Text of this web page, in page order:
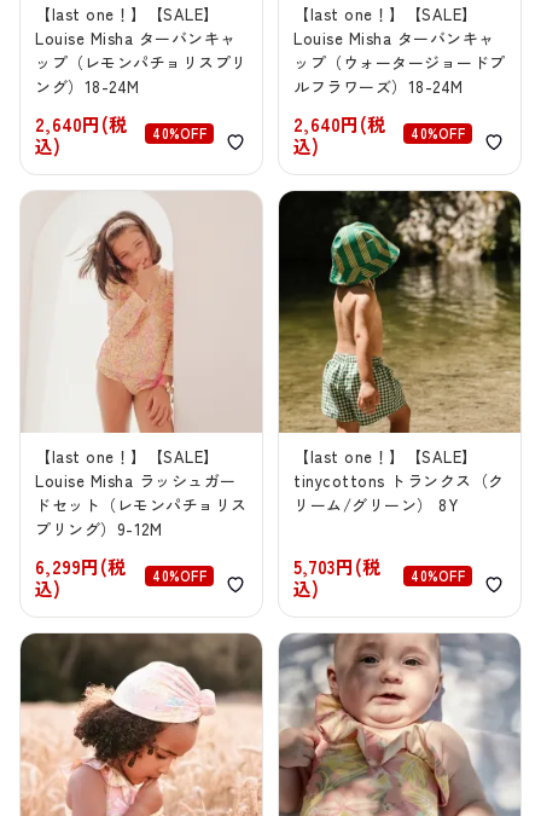
【last one！】【SALE】
Louise Misha ターバンキャ
ップ（レモンパチョリスプリ
ング）18-24M
2,640円(税
込)
40%OFF
【last one！】【SALE】
Louise Misha ターバンキャ
ップ（ウォータージョードプ
ルフラワーズ）18-24M
2,640円(税
込)
40%OFF
【last one！】【SALE】
Louise Misha ラッシュガー
ドセット（レモンパチョリス
プリング）9-12M
6,299円(税
込)
40%OFF
【last one！】【SALE】
tinycottons トランクス（ク
リーム/グリーン） 8Y
5,703円(税
込)
40%OFF